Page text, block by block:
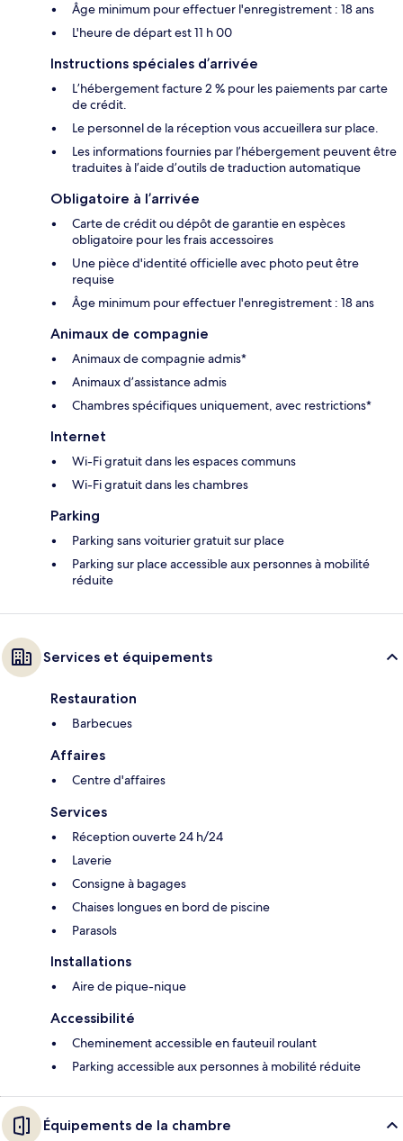
Âge minimum pour effectuer l'enregistrement : 18 ans
L'heure de départ est 11 h 00
Instructions spéciales d’arrivée
L’hébergement facture 2 % pour les paiements par carte
de crédit.
Le personnel de la réception vous accueillera sur place.
Les informations fournies par l’hébergement peuvent être
traduites à l’aide d’outils de traduction automatique
Obligatoire à l’arrivée
Carte de crédit ou dépôt de garantie en espèces
obligatoire pour les frais accessoires
Une pièce d'identité officielle avec photo peut être
requise
Âge minimum pour effectuer l'enregistrement : 18 ans
Animaux de compagnie
Animaux de compagnie admis*
Animaux d’assistance admis
Chambres spécifiques uniquement, avec restrictions*
Internet
Wi-Fi gratuit dans les espaces communs
Wi-Fi gratuit dans les chambres
Parking
Parking sans voiturier gratuit sur place
Parking sur place accessible aux personnes à mobilité
réduite
Services et équipements
Restauration
Barbecues
Affaires
Centre d'affaires
Services
Réception ouverte 24 h/24
Laverie
Consigne à bagages
Chaises longues en bord de piscine
Parasols
Installations
Aire de pique-nique
Accessibilité
Cheminement accessible en fauteuil roulant
Parking accessible aux personnes à mobilité réduite
Équipements de la chambre